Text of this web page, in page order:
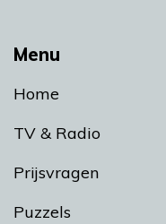
Menu
Home
TV & Radio
Prijsvragen
Puzzels